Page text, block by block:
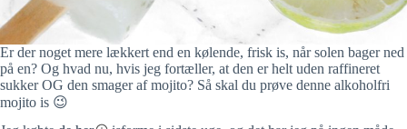
Er der noget mere lækkert end en kølende, frisk is, når solen bager ned
på en? Og hvad nu, hvis jeg fortæller, at den er helt uden raffineret
sukker OG den smager af mojito? Så skal du prøve denne alkoholfri
mojito is 😉